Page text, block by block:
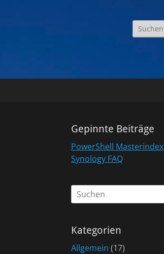
Suchen
nach:
Gepinnte Beiträge
PowerShell Masterindex
Synology FAQ
Suchen
nach:
Kategorien
Allgemein (17)